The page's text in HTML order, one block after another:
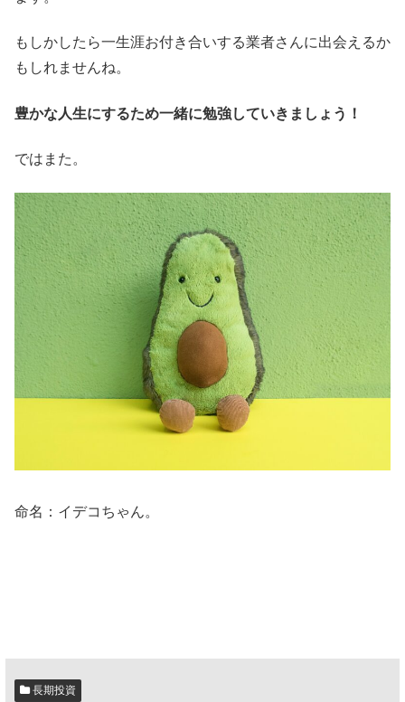
もしかしたら一生涯お付き合いする業者さんに出会えるか
もしれませんね。
豊かな人生にするため一緒に勉強していきましょう！
ではまた。
命名：イデコちゃん。
長期投資